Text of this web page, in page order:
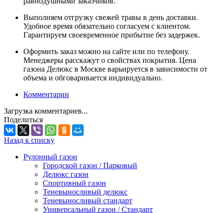
Выполняем отгрузку свежей травы в день доставки.
Удобное время обязательно согласуем с клиентом.
Гарантируем своевременное прибытие без задержек.
Оформить заказ можно на сайте или по телефону.
Менеджеры расскажут о свойствах покрытия. Цена
газона Делюкс в Москве варьируется в зависимости от
объема и обговаривается индивидуально.
Комментарии
Загрузка комментариев...
Поделиться
Назад к списку
Рулонный газон
Городской газон / Парковый
Делюкс газон
Спортивный газон
Теневыносливый делюкс
Теневыносливый стандарт
Универсальный газон / Стандарт